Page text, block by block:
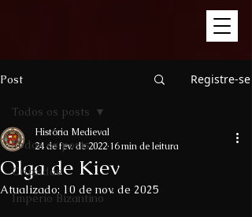
Post Registre-se
Todos os posts
Cruzadas
Império Bizantino
Todos os posts
Olga de Kiev
História Medieval
24 de fev. de 2022 16 min de leitura
Atualizado: 10 de nov. de 2025